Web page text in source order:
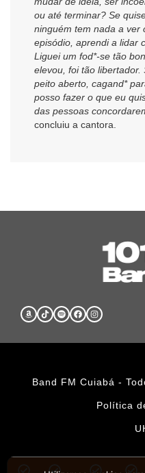
ou até terminar? Se
ninguém tem nada a ver
episódio, aprendi a lidar
Liguei um fod*-se tão
elevou, foi tão
peito aberto, cagand*
posso fazer o que eu
das pessoas
concluiu a cantora.
Band FM Cuiabá -
Política